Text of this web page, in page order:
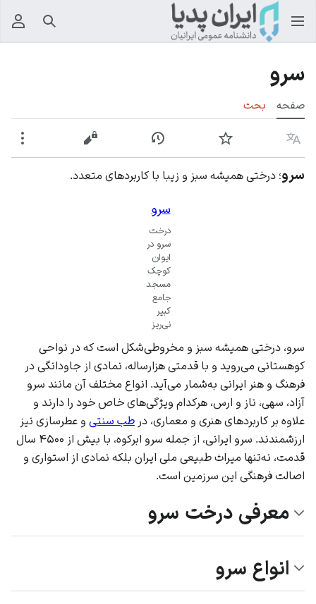
جستجو
سرو
صفحه بحث
زبان پیگیری نمایش تاریخچهنمایش مبدأ
سرو؛ درختی همیشه سبز و زیبا با کاربردهای متعدد.
سرو
درخت
سرو در
ایوان
کوچک
مسجد
جامع
کبیر
نی‌ریز
سرو، درختی همیشه سبز و مخروطی‌شکل است که در نواحی
کوهستانی می‌روید و با قدمتی هزارساله، نمادی از جاودانگی در
فرهنگ و هنر ایرانی به‌شمار می‌آید. انواع مختلف آن مانند سرو
آزاد، سهی، ناز و ارس، هرکدام ویژگی‌های خاص خود را دارند و
علاوه بر کاربردهای هنری و معماری، در طب سنتی و عطرسازی نیز
ارزشمندند. سرو ایرانی، از جمله سرو ابرکوه، با بیش از ۴۵۰۰ سال
قدمت، نه‌تنها میراث طبیعی ملی ایران بلکه نمادی از استواری و
اصالت فرهنگی این سرزمین است.
معرفی درخت سرو
انواع سرو